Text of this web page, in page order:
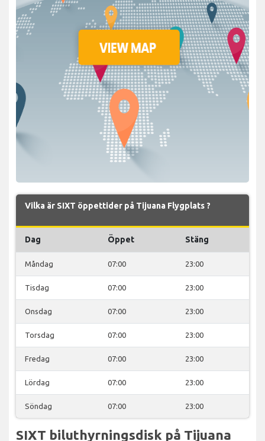
Vilka är SIXT öppettider på Tijuana Flygplats ?
Dag Öppet Stäng
Måndag 07:00 23:00
Tisdag 07:00 23:00
Onsdag 07:00 23:00
Torsdag 07:00 23:00
Fredag 07:00 23:00
Lördag 07:00 23:00
Söndag 07:00 23:00
SIXT biluthyrningsdisk på Tijuana